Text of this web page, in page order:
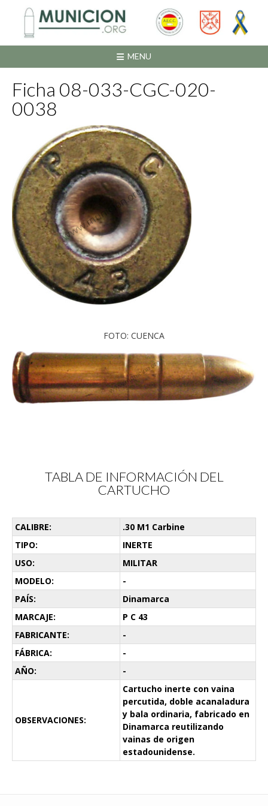
contenido
MENU
Ficha 08-033-CGC-020-
0038
FOTO: CUENCA
TABLA DE INFORMACIÓN DEL
CARTUCHO
CALIBRE:
.30 M1 Carbine
TIPO:
INERTE
USO:
MILITAR
MODELO:
-
PAÍS:
Dinamarca
MARCAJE:
P C 43
FABRICANTE:
-
FÁBRICA:
-
AÑO:
-
OBSERVACIONES:
Cartucho inerte con vaina
percutida, doble acanaladura
y bala ordinaria, fabricado en
Dinamarca reutilizando
vainas de origen
estadounidense.